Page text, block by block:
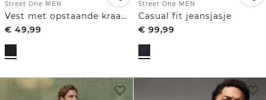
Street One MEN
Vest met opstaande kraag en ritssluiting
€ 49,99
Street One MEN
Casual fit jeansjasje
€ 99,99